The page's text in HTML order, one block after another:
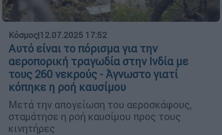
Κόσμος|12.07.2025 17:52
Αυτό είναι το πόρισμα για την
αεροπορική τραγωδία στην Ινδία με
τους 260 νεκρούς - Άγνωστο γιατί
κόπηκε η ροή καυσίμου
Μετά την απογείωση του αεροσκάφους,
σταμάτησε η ροή καυσίμου προς τους
κινητήρες